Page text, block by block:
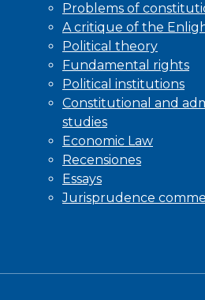
Problems of
A critique of the
Political theory
Fundamental rights
Political institutions
Constitutional and
studies
Economic Law
Recensiones
Essays
Jurisprudence